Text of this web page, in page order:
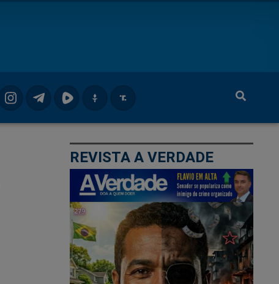
REVISTA A VERDADE